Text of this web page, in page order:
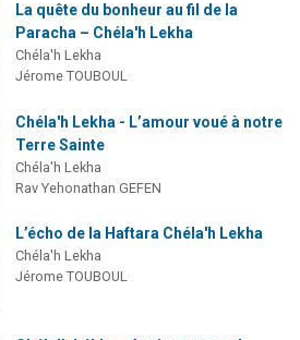
La quête du bonheur au fil de la
Paracha – Chéla'h Lekha
Chéla'h Lekha
Jérome TOUBOUL
Chéla'h Lekha - L’amour voué à notre
Terre Sainte
Chéla'h Lekha
Rav Yehonathan GEFEN
L’écho de la Haftara Chéla'h Lekha
Chéla'h Lekha
Jérome TOUBOUL